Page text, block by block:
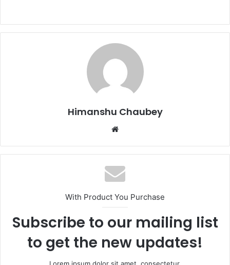
c
e
st
o
ai
l
ar
e
Himanshu Chaubey
With Product You Purchase
Subscribe to our mailing list
to get the new updates!
Lorem ipsum dolor sit amet, consectetur.